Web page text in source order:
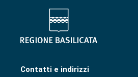
Contatti e indirizzi